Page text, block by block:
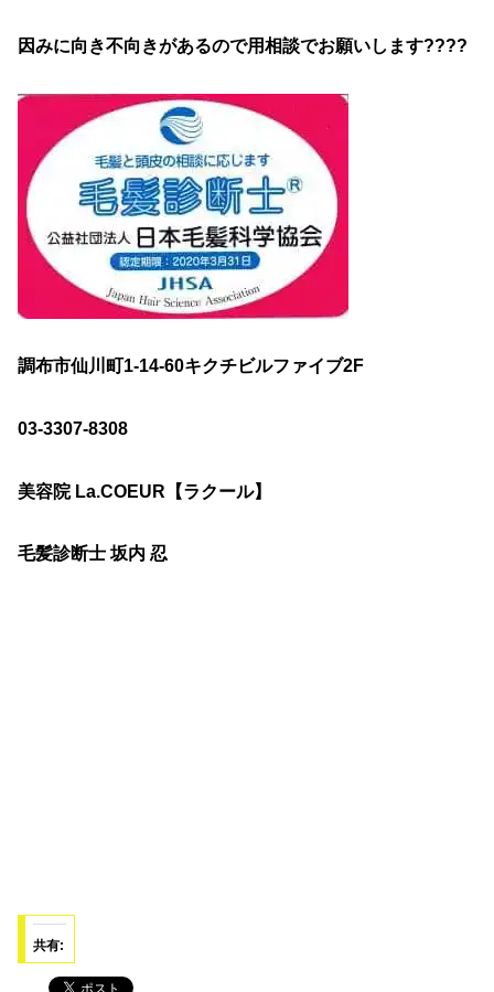
因みに向き不向きがあるので用相談でお願いします????
調布市仙川町1-14-60キクチビルファイブ2F
03-3307-8308
美容院 La.COEUR【ラクール】
毛髪診断士 坂内 忍
共有: